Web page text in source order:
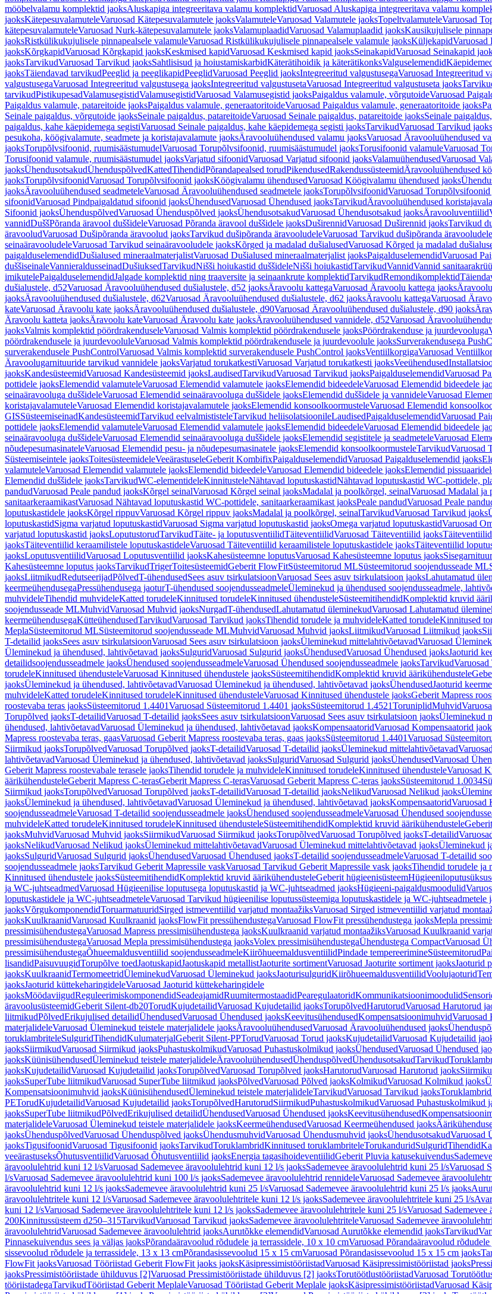
mööbelvalamu komplektid jaoksAluskapiga integreeritava valamu komplektidVaruosad Aluskapiga integreeritava valamu
jaoksKätepesuvalamuteleVaruosad Kätepesuvalamutele jaoksValamuteleVaruosad Valamutele jaoksTopeltvalamuteleVaruosad
kätepesuvalamuteleVaruosad Nurk-kätepesuvalamutele jaoksValamuplaadidVaruosad Valamuplaadid jaoksKausikujulisele
jaoksRistkülikukujulisele pinnapealsele valamuleVaruosad Ristkülikukujulisele pinnapealsele valamule jaoksKüljekapidVaruosad
jaoksKõrgkapidVaruosad Kõrgkapid jaoksKeskmised kapidVaruosad Keskmised kapid jaoksSeinakapidVaruosad Seinakapid
jaoksTarvikudVaruosad Tarvikud jaoksSahtlisisud ja hoiustamiskarbidKäterätihoidik ja käterätikonksValguselemendid
jaoksTäiendavad tarvikudPeeglid ja peeglikapidPeeglidVaruosad Peeglid jaoksIntegreeritud valgustusegaVaruosad Integreeritud
valgustusegaVaruosad Integreeritud valgustusega jaoksIntegreeritud valgustusetaVaruosad Integreeritud valgustuseta jaoks
tarvikudPistikupesadValamusegistidValamusegistidVaruosad Valamusegistid jaoksPaigaldus valamule, võrgutoideVaruosad
Paigaldus valamule, patareitoide jaoksPaigaldus valamule, generaatoritoideVaruosad Paigaldus valamule, generaatoritoide jaoks
Seinale paigaldus, võrgutoide jaoksSeinale paigaldus, patareitoideVaruosad Seinale paigaldus, patareitoide jaoksSeinale
paigaldus, kahe käepidemega segistiVaruosad Seinale paigaldus, kahe käepidemega segisti jaoksTarvikudVaruosad Tarvikud jaoks
pesukoha, köögivalamute, seadmete ja koristajavalamute jaoksÄravooluühendused valamu jaoksVaruosad Äravooluühendused
jaoksTorupõlvsifoonid, ruumisäästumudelVaruosad Torupõlvsifoonid, ruumisäästumudel jaoksTorusifoonid valamuleVaruosad
Torusifoonid valamule, ruumisäästumudel jaoksVarjatud sifoonidVaruosad Varjatud sifoonid jaoksValamuühendusedVaruosad
jaoksÜhendusotsakudÜhenduspõlvedKattedTihendidPõrandapealsed torudPikendusedRakendussüsteemidÄravooluühendused
jaoksTorupõlvsifoonidVaruosad Torupõlvsifoonid jaoksKöögivalamu ühendusedVaruosad Köögivalamu ühendused jaoks
jaoksÄravooluühendused seadmeteleVaruosad Äravooluühendused seadmetele jaoksTorupõlvsifoonidVaruosad Torupõlvsifoonid
sifoonidVaruosad Pindpaigaldatud sifoonid jaoksÜhendusedVaruosad Ühendused jaoksTarvikudÄravooluühendused
Sifoonid jaoksÜhenduspõlvedVaruosad Ühenduspõlved jaoksÜhendusotsakudVaruosad Ühendusotsakud jaoksÄravooluventiilid
vannidDuššPõranda äravool duššideleVaruosad Põranda äravool duššidele jaoksDuširennidVaruosad Duširennid jaoksTarvikud
äravooludVaruosad Dušipõranda äravoolud jaoksTarvikud dušipõranda äravooludeleVaruosad Tarvikud dušipõranda
seinaäravooludeleVaruosad Tarvikud seinaäravooludele jaoksKõrged ja madalad dušialusedVaruosad Kõrged ja madalad
paigalduselemendidDušialused mineraalmaterjalistVaruosad Dušialused mineraalmaterjalist jaoksPaigalduselemendidVaruosad
duššiseinaleVannieraldusseinadDušiuksedTarvikudNišši hoiukastid duššideleNišši hoiukastidTarvikudVannidVannid
imikutelePaigalduselemendidJalgade komplektid ning traaversite ja seinaankrute komplektidTarvikudRemondikomplektid
dušialustele, d52Varuosad Äravooluühendused dušialustele, d52 jaoksÄravoolu kattegaVaruosad Äravoolu kattega jaoks
jaoksÄravooluühendused dušialustele, d62Varuosad Äravooluühendused dušialustele, d62 jaoksÄravoolu kattegaVaruosad
kateVaruosad Äravoolu kate jaoksÄravooluühendused dušialustele, d90Varuosad Äravooluühendused dušialustele, d90 jaoks
Äravoolu katteta jaoksÄravoolu kateVaruosad Äravoolu kate jaoksÄravooluühendused vannidele, d52Varuosad
jaoksValmis komplektid pöördrakenduseleVaruosad Valmis komplektid pöördrakendusele jaoksPöördrakenduse ja juurdevooluga
pöördrakendusele ja juurdevooluleVaruosad Valmis komplektid pöördrakendusele ja juurdevoolule jaoksSurverakendusega
surverakendusele PushControlVaruosad Valmis komplektid surverakendusele PushControl jaoksVentiilkorgigaVaruosad
Äravoolugarnituuride tarvikud vannidele jaoksVarjatud torukatkestiVaruosad Varjatud torukatkesti jaoksVeeühendused
jaoksKandesüsteemidVaruosad Kandesüsteemid jaoksLaudisedTarvikudVaruosad Tarvikud jaoksPaigalduselemendidVaruosad
pottidele jaoksElemendid valamuteleVaruosad Elemendid valamutele jaoksElemendid bideedeleVaruosad Elemendid bideedele
seinaäravooluga duššideleVaruosad Elemendid seinaäravooluga duššidele jaoksElemendid duššidele ja vannideleVaruosad
koristajavalamuteleVaruosad Elemendid koristajavalamutele jaoksElemendid konsoolkoormusteleVaruosad Elemendid
GISSüsteemiseinadKandesüsteemidTarvikud eelvalmististeleTarvikud heliisolatsioonileLaudisedPaigalduselemendidVaruosad
pottidele jaoksElemendid valamuteleVaruosad Elemendid valamutele jaoksElemendid bideedeleVaruosad Elemendid bideedele
seinaäravooluga duššideleVaruosad Elemendid seinaäravooluga duššidele jaoksElemendid segistitele ja seadmeteleVaruosad
nõudepesumasinateleVaruosad Elemendid pesu- ja nõudepesumasinatele jaoksElemendid konsoolkoormusteleTarvikudVaruosad
Süsteemiseintele jaoksToitesüsteemideleVeeärastuseleGeberit KombifixPaigalduselemendidVaruosad Paigalduselemendid jaoks
valamuteleVaruosad Elemendid valamutele jaoksElemendid bideedeleVaruosad Elemendid bideedele jaoksElemendid
Elemendid duššidele jaoksTarvikudWC-elementideleKinnitusteleNähtavad loputuskastidNähtavad loputuskastid WC-pottidele,
pandudVaruosad Peale pandud jaoksKõrgel seinalVaruosad Kõrgel seinal jaoksMadalal ja poolkõrgel, seinalVaruosad Madalal ja
sanitaarkeraamikastVaruosad Nähtavad loputuskastid WC-pottidele, sanitaarkeraamikast jaoksPeale pandudVaruosad Peale
loputuskastidele jaoksKõrgel rippuvVaruosad Kõrgel rippuv jaoksMadalal ja poolkõrgel, seinalTarvikudVaruosad Tarvikud jaoks
loputuskastidSigma varjatud loputuskastidVaruosad Sigma varjatud loputuskastid jaoksOmega varjatud loputuskastidVaruosad
varjatud loputuskastid jaoksLoputustorudTarvikudTäite- ja loputusventiilidTäiteventiilidVaruosad Täiteventiilid jaoks
jaoksTäiteventiilid keraamilistele loputuskastideleVaruosad Täiteventiilid keraamilistele loputuskastidele jaoksTäiteventiilid
jaoksLoputusventiilidVaruosad Loputusventiilid jaoksKahesüsteemne loputusVaruosad Kahesüsteemne loputus jaoks
Kahesüsteemne loputus jaoksTarvikudTrigerToitesüsteemidGeberit FlowFitSüsteemitorud MLSüsteemitorud soojendusseade ML
jaoksLiitmikudRedutseerijadPõlvedT-ühendusedSees asuv tsirkulatsioonVaruosad Sees asuv tsirkulatsioon jaoksLahutamatud
keermeühendusegaPressühendusega jaoturT-ühendused soojendusseadmeleÜleminekud ja ühendused soojendusseadmele,
muhvideleTihendid muhvideleKatted torudeleKinnitused torudeleKinnitused ühendusteleSüsteemitihendidKomplektid kruvid
soojendusseade MLMuhvidVaruosad Muhvid jaoksNurgadT-ühendusedLahutamatud üleminekudVaruosad Lahutamatud
keermeühendusegaKütteühendusedTarvikudVaruosad Tarvikud jaoksTihendid torudele ja muhvideleKatted torudeleKinnitused
MeplaSüsteemitorud MLSüsteemitorud soojendusseade MLMuhvidVaruosad Muhvid jaoksLiitmikudVaruosad Liitmikud jaoks
T-detailid jaoksSees asuv tsirkulatsioonVaruosad Sees asuv tsirkulatsioon jaoksÜleminekud mittelahtivõetavadVaruosad
Üleminekud ja ühendused, lahtivõetavad jaoksSulguridVaruosad Sulgurid jaoksÜhendusedVaruosad Ühendused jaoksJaoturid
detailidsoojendusseadmele jaoksÜhendused soojendusseadmeleVaruosad Ühendused soojendusseadmele jaoksTarvikud
torudeleKinnitused ühendusteleVaruosad Kinnitused ühendustele jaoksSüsteemitihendidKomplektid kruvid äärikühendustele
jaoksÜleminekud ja ühendused, lahtivõetavadVaruosad Üleminekud ja ühendused, lahtivõetavad jaoksÜhendusedJaoturid
muhvideleKatted torudeleKinnitused torudeleKinnitused ühendusteleVaruosad Kinnitused ühendustele jaoksGeberit Mapress
roostevaba teras jaoksSüsteemitorud 1.4401Varuosad Süsteemitorud 1.4401 jaoksSüsteemitorud 1.4521ToruniplidMuhvid
Torupõlved jaoksT-detailidVaruosad T-detailid jaoksSees asuv tsirkulatsioonVaruosad Sees asuv tsirkulatsioon jaoksÜleminekud
ühendused, lahtivõetavadVaruosad Üleminekud ja ühendused, lahtivõetavad jaoksKompensaatoridVaruosad Kompensaatorid
Mapress roostevaba teras, gaasVaruosad Geberit Mapress roostevaba teras, gaas jaoksSüsteemitorud 1.4401Varuosad
Siirmikud jaoksTorupõlvedVaruosad Torupõlved jaoksT-detailidVaruosad T-detailid jaoksÜleminekud mittelahtivõetavad
lahtivõetavadVaruosad Üleminekud ja ühendused, lahtivõetavad jaoksSulguridVaruosad Sulgurid jaoksÜhendusedVaruosad
Geberit Mapress roostevabale terasele jaoksTihendid torudele ja muhvideleKinnitused torudeleKinnitused ühendusteleVaruosad
äärikühendusteleGeberit Mapress C-terasGeberit Mapress C-terasVaruosad Geberit Mapress C-teras jaoksSüsteemitorud 1.0034
Siirmikud jaoksTorupõlvedVaruosad Torupõlved jaoksT-detailidVaruosad T-detailid jaoksNelikudVaruosad Nelikud jaoks
jaoksÜleminekud ja ühendused, lahtivõetavadVaruosad Üleminekud ja ühendused, lahtivõetavad jaoksKompensaatoridVaruosad
soojendusseadmeleVaruosad T-detailid soojendusseadmele jaoksÜhendused soojendusseadmeleVaruosad Ühendused
muhvideleKatted torudeleKinnitused torudeleKinnitused ühendusteleSüsteemitihendidKomplektid kruvid äärikühendustele
jaoksMuhvidVaruosad Muhvid jaoksSiirmikudVaruosad Siirmikud jaoksTorupõlvedVaruosad Torupõlved jaoksT-detailid
jaoksNelikudVaruosad Nelikud jaoksÜleminekud mittelahtivõetavadVaruosad Üleminekud mittelahtivõetavad jaoksÜleminekud
jaoksSulguridVaruosad Sulgurid jaoksÜhendusedVaruosad Ühendused jaoksT-detailid soojendusseadmeleVaruosad T-detailid
soojendusseadmele jaoksTarvikud Geberit Mapressile vaskVaruosad Tarvikud Geberit Mapressile vask jaoksTihendid torudele ja
Kinnitused ühendustele jaoksSüsteemitihendidKomplektid kruvid äärikühendusteleGeberit hügieenisüsteem
ja WC-juhtseadmedVaruosad Hügieenilise loputusega loputuskastid ja WC-juhtseadmed jaoksHügieeni-paigaldusmoodulid
loputuskastidele ja WC-juhtseadmeteleVaruosad Tarvikud hügieenilise loputussüsteemiga loputuskastidele ja WC-juhtseadmetele
jaoksVõrgukomponendidToruarmatuuridSirged istmeventiilid varjatud montaažiksVaruosad Sirged istmeventiilid varjatud
jaoksKuulkraanidVaruosad Kuulkraanid jaoksFlowFit pressühendustegaVaruosad FlowFit pressühendustega jaoksMepla
pressimisühendustegaVaruosad Mapress pressimisühendustega jaoksKuulkraanid varjatud montaažiksVaruosad Kuulkraanid
pressimisühendustegaVaruosad Mepla pressimisühendustega jaoksVolex pressimisühendustegaÜhendustega CompactVaruosad
pressimisühendustegaÕhueemaldusventiilid soojendusseadmeleKiirõhueemaldusventiilidPindade tempereerimineSüsteemitorud
lisandidPaisuvuugidTorupõlve toedJaotuskapidJaotuskapid metallistJaoturite sortimentVaruosad Jaoturite sortiment jaoksJaoturid
jaoksKuulkraanidTermomeetridÜleminekudVaruosad Üleminekud jaoksJaoturisulguridKiirõhueemaldusventiilidVoolujaoturid
jaoksJaoturid küttekeharingideleVaruosad Jaoturid küttekeharingidele
jaoksMöödaviigudReguleerimiskomponendidSeadeajamidRuumitermostaadidPearegulaatoridKommunikatsioonimoodulid
äravoolusüsteemidGeberit Silent-db20TorudKujudetailidVaruosad Kujudetailid jaoksTorupõlvedHarutorudVaruosad Harutorud
liitmikudPõlvedErikujulised detailidÜhendusedVaruosad Ühendused jaoksKeevitusühendusedKompensatsioonimuhvidVaruosad
materjalideleVaruosad Üleminekud teistele materjalidele jaoksÄravooluühendusedVaruosad Äravooluühendused jaoks
toruklambriteleSulguridTihendidKulumaterjalGeberit Silent-PPTorudVaruosad Torud jaoksKujudetailidVaruosad Kujudetailid
jaoksSiirmikudVaruosad Siirmikud jaoksPuhastuskolmikudVaruosad Puhastuskolmikud jaoksÜhendusedVaruosad Ühendused
jaoksKüünisühendusedÜleminekud teistele materjalideleÄravooluühendusedÜhenduspõlvedÜhendusotsakudTarvikud
jaoksKujudetailidVaruosad Kujudetailid jaoksTorupõlvedVaruosad Torupõlved jaoksHarutorudVaruosad Harutorud jaoks
jaoksSuperTube liitmikudVaruosad SuperTube liitmikud jaoksPõlvedVaruosad Põlved jaoksKolmikudVaruosad Kolmikud jaoks
Kompensatsioonimuhvid jaoksKüünisühendusedÜleminekud teistele materjalideleTarvikudVaruosad Tarvikud jaoksToruklambrid
PETorudKujudetailidVaruosad Kujudetailid jaoksTorupõlvedHarutorudSiirmikudPuhastuskolmikudVaruosad Puhastuskolmikud
jaoksSuperTube liitmikudPõlvedErikujulised detailidÜhendusedVaruosad Ühendused jaoksKeevitusühendused
materjalideleVaruosad Üleminekud teistele materjalidele jaoksKeermeühendusedVaruosad Keermeühendused jaoks
jaoksÜhenduspõlvedVaruosad Ühenduspõlved jaoksÜhendusmuhvidVaruosad Ühendusmuhvid jaoksÜhendusotsakudVaruosad
jaoksTigusifoonidVaruosad Tigusifoonid jaoksTarvikudToruklambridKinnitused toruklambriteleTorukanduridSulguridTihendid
veeärastuseksÕhutusventiilidVaruosad Õhutusventiilid jaoksEnergia tagasihoideventiilidGeberit Pluvia katusekuivendus
äravoolulehtrid kuni 12 l/sVaruosad Sademevee äravoolulehtrid kuni 12 l/s jaoksSademevee äravoolulehtrid kuni 25 l/sVaruosad
l/sVaruosad Sademevee äravoolulehtrid kuni 100 l/s jaoksSademevee äravoolulehtrid rennideleVaruosad Sademevee
äravoolulehtrid kuni 12 l/s jaoksSademevee äravoolulehtrid kuni 25 l/sVaruosad Sademevee äravoolulehtrid kuni 25 l/s jaoks
äravoolulehtritele kuni 12 l/sVaruosad Sademevee äravoolulehtritele kuni 12 l/s jaoksSademevee äravoolulehtritele kuni 25 l/s
kuni 12 l/sVaruosad Sademevee äravoolulehtritele kuni 12 l/s jaoksSademevee äravoolulehtritele kuni 25 l/sVaruosad
200Kinnitussüsteem d250–315TarvikudVaruosad Tarvikud jaoksSademevee äravoolulehtriteleVaruosad Sademevee
äravoolulehtridVaruosad Sademevee äravoolulehtrid jaoksAurutõkke elemendidVaruosad Aurutõkke elemendid jaoksTarvikud
Pinnasekuivendus sees ja väljas jaoksPõrandaäravoolud rõdudele ja terrassidele, 10 x 10 cmVaruosad Põrandaäravoolud
sissevoolud rõdudele ja terrassidele, 13 x 13 cmPõrandasissevoolud 15 x 15 cmVaruosad Põrandasissevoolud 15 x 15 cm jaoks
FlowFit jaoksVaruosad Tööriistad Geberit FlowFit jaoks jaoksKäsipressimistööriistadVaruosad Käsipressimistööriistad jaoks
jaoksPressimistööriistade ühilduvus [2]Varuosad Pressimistööriistade ühilduvus [2] jaoksTorutöötlustööriistadVaruosad
tööriistadegaTarvikudTööriistad Geberit MeplaleVaruosad Tööriistad Geberit Meplale jaoksKäsipressimistööriistadVaruosad